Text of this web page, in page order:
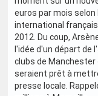
euros par mois selon
international français
2012. Du coup,
l'idée d'un départ de
clubs de
seraient prêt à
presse locale.